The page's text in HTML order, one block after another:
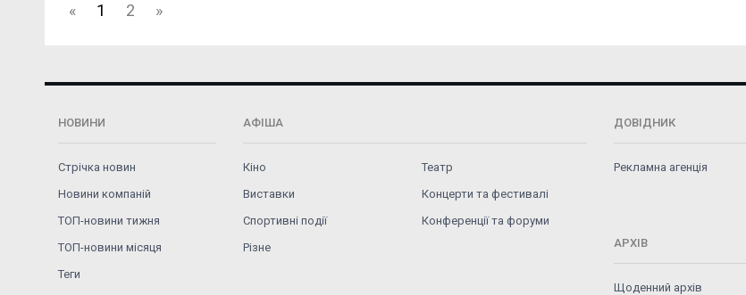
« 1 2 »
НОВИНИ
Стрічка новин
Новини компаній
ТОП-новини тижня
ТОП-новини місяця
Теги
АФІША
Кіно
Театр
Виставки
Концерти та фестивалі
Спортивні події
Конференції та форуми
Різне
ДОВІДНИК
Рекламна агенція
АРХІВ
Щоденний архів